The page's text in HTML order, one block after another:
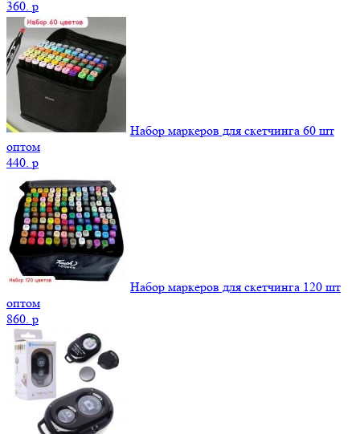
360. p
Набор маркеров для скетчинга 60 шт
оптом
440. p
Набор маркеров для скетчинга 120 шт
оптом
860. p